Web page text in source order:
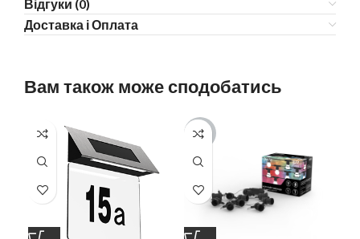
Відгуки (0)
Доставка і Оплата
Вам також може сподобатись
-50%